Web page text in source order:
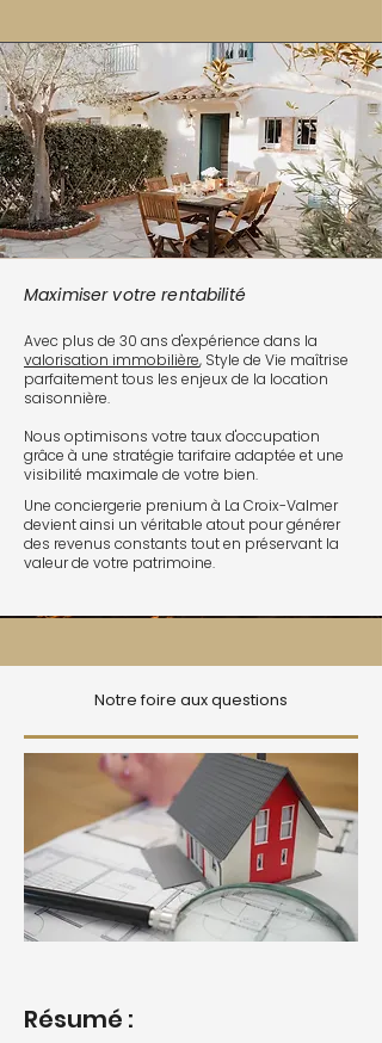
Maximiser votre rentabilité
Avec plus de 30 ans d'expérience dans la
valorisation immobilière, Style de Vie maîtrise
parfaitement tous les enjeux de la location
saisonnière.
Nous optimisons votre taux d'occupation
grâce à une stratégie tarifaire adaptée et une
visibilité maximale de votre bien.
Une conciergerie prenium à La Croix-Valmer
devient ainsi un véritable atout pour générer
des revenus constants tout en préservant la
valeur de votre patrimoine.
Notre foire aux questions
Résumé :